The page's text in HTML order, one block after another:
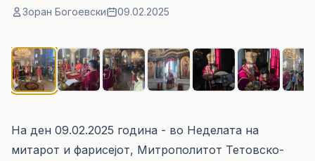
Зоран Богоевски 09.02.2025
На ден 09.02.2025 година - во Неделата на
митарот и фарисејот, Митрополитот Тетовско-